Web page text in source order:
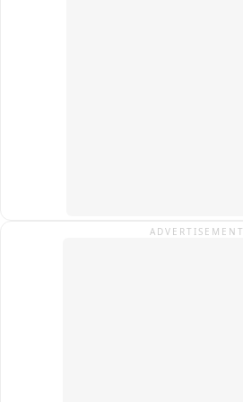
ADVERTISEMENT